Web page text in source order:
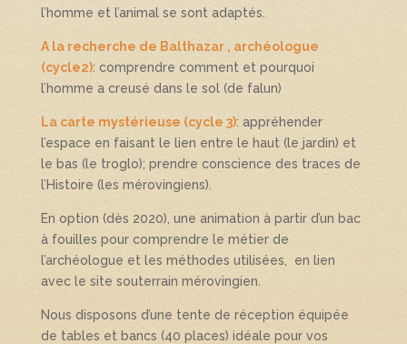
l’homme et l’animal se sont adaptés.
A la recherche de Balthazar , archéologue
(cycle2): comprendre comment et pourquoi
l’homme a creusé dans le sol (de falun)
La carte mystérieuse (cycle 3): appréhender
l’espace en faisant le lien entre le haut (le jardin) et
le bas (le troglo); prendre conscience des traces de
l’Histoire (les mérovingiens).
En option (dès 2020), une animation à partir d’un bac
à fouilles pour comprendre le métier de
l’archéologue et les méthodes utilisées, en lien
avec le site souterrain mérovingien.
Nous disposons d’une tente de réception équipée
de tables et bancs (40 places) idéale pour vos